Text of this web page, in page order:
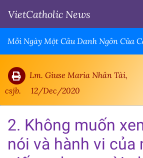
VietCatholic News
Mỗi Ngày Một Câu Danh Ngôn Của
Lm. Giuse Maria Nhân Tài,
csjb.
12/Dec/2020
2. Không muốn
nói và hành vi của